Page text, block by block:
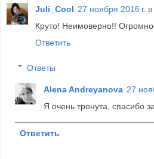
Juli_Cool 27 ноября 2016 г.
Круто! Неимоверно!!
Ответить
Ответы
Alena Andreyanova 27
Я очень тронута, спасибо
Ответить